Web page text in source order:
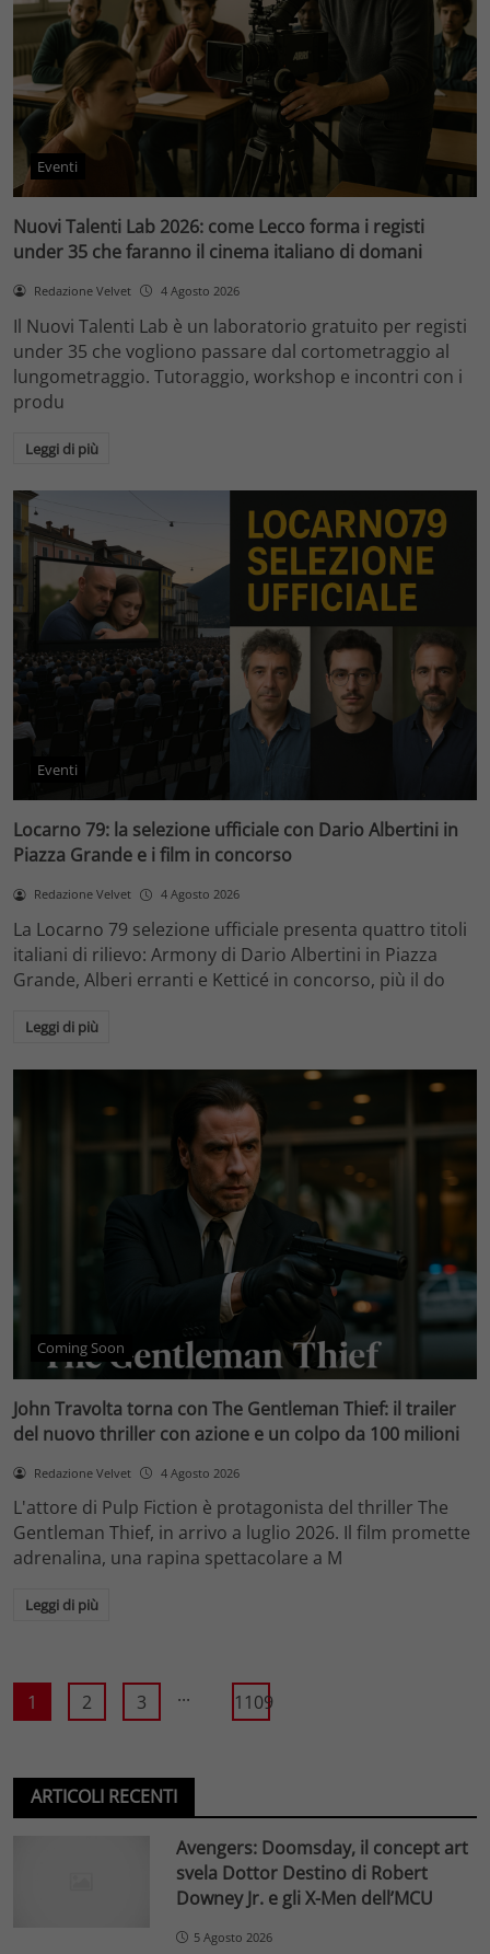
Eventi
Nuovi Talenti Lab 2026: come Lecco forma i registi
under 35 che faranno il cinema italiano di domani
Redazione Velvet 4 Agosto 2026
Il Nuovi Talenti Lab è un laboratorio gratuito per registi
under 35 che vogliono passare dal cortometraggio al
lungometraggio. Tutoraggio, workshop e incontri con i
produ
Leggi di più
Eventi
Locarno 79: la selezione ufficiale con Dario Albertini in
Piazza Grande e i film in concorso
Redazione Velvet 4 Agosto 2026
La Locarno 79 selezione ufficiale presenta quattro titoli
italiani di rilievo: Armony di Dario Albertini in Piazza
Grande, Alberi erranti e Ketticé in concorso, più il do
Leggi di più
Coming Soon
John Travolta torna con The Gentleman Thief: il trailer
del nuovo thriller con azione e un colpo da 100 milioni
Redazione Velvet 4 Agosto 2026
L'attore di Pulp Fiction è protagonista del thriller The
Gentleman Thief, in arrivo a luglio 2026. Il film promette
adrenalina, una rapina spettacolare a M
Leggi di più
1 2 3 ... 1109
ARTICOLI RECENTI
Avengers: Doomsday, il concept art
svela Dottor Destino di Robert
Downey Jr. e gli X-Men dell’MCU
5 Agosto 2026